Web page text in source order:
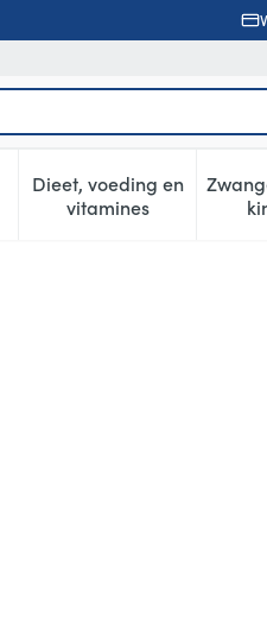
voor Schoonheid,
Dieet, voeding en
vitaminesToon submenu
Provencaals